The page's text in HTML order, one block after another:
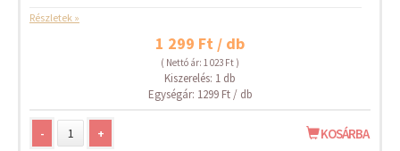
Részletek »
1 299 Ft / db
( Nettó ár: 1 023 Ft )
Kiszerelés: 1 db
Egységár: 1299 Ft / db
- + KOSÁRBA